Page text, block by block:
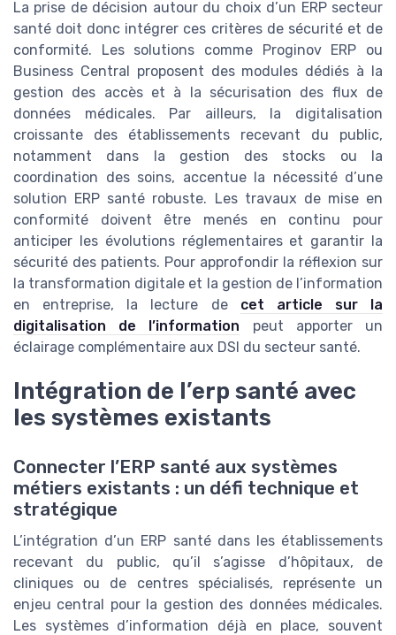
La prise de décision autour du choix d’un ERP secteur
santé doit donc intégrer ces critères de sécurité et de
conformité. Les solutions comme Proginov ERP ou
Business Central proposent des modules dédiés à la
gestion des accès et à la sécurisation des flux de
données médicales. Par ailleurs, la digitalisation
croissante des établissements recevant du public,
notamment dans la gestion des stocks ou la
coordination des soins, accentue la nécessité d’une
solution ERP santé robuste. Les travaux de mise en
conformité doivent être menés en continu pour
anticiper les évolutions réglementaires et garantir la
sécurité des patients. Pour approfondir la réflexion sur
la transformation digitale et la gestion de l’information
en entreprise, la lecture de cet article sur la
digitalisation de l’information peut apporter un
éclairage complémentaire aux DSI du secteur santé.
Intégration de l’erp santé avec
les systèmes existants
Connecter l’ERP santé aux systèmes
métiers existants : un défi technique et
stratégique
L’intégration d’un ERP santé dans les établissements
recevant du public, qu’il s’agisse d’hôpitaux, de
cliniques ou de centres spécialisés, représente un
enjeu central pour la gestion des données médicales.
Les systèmes d’information déjà en place, souvent